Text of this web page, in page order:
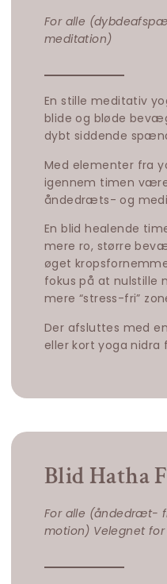
For alle
meditation)
En stille meditativ
blide og bløde
dybt siddende
Med elementer fra
igennem timen
åndedræts- og
En blid healende
mere ro, større
øget
fokus på at nulstille
mere “stress-fri”
Der afsluttes med
eller kort yoga nidra
Blid Hatha
For alle (åndedræt-
motion) Velegnet